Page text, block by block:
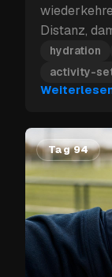
Distanz,
Einheiten
hydration
activity-
Tag 94